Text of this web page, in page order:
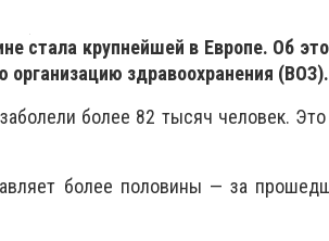
стала крупнейшей в Европе. Об
организацию здравоохранения (ВОЗ).
более 82 тысяч человек.
более половины — за